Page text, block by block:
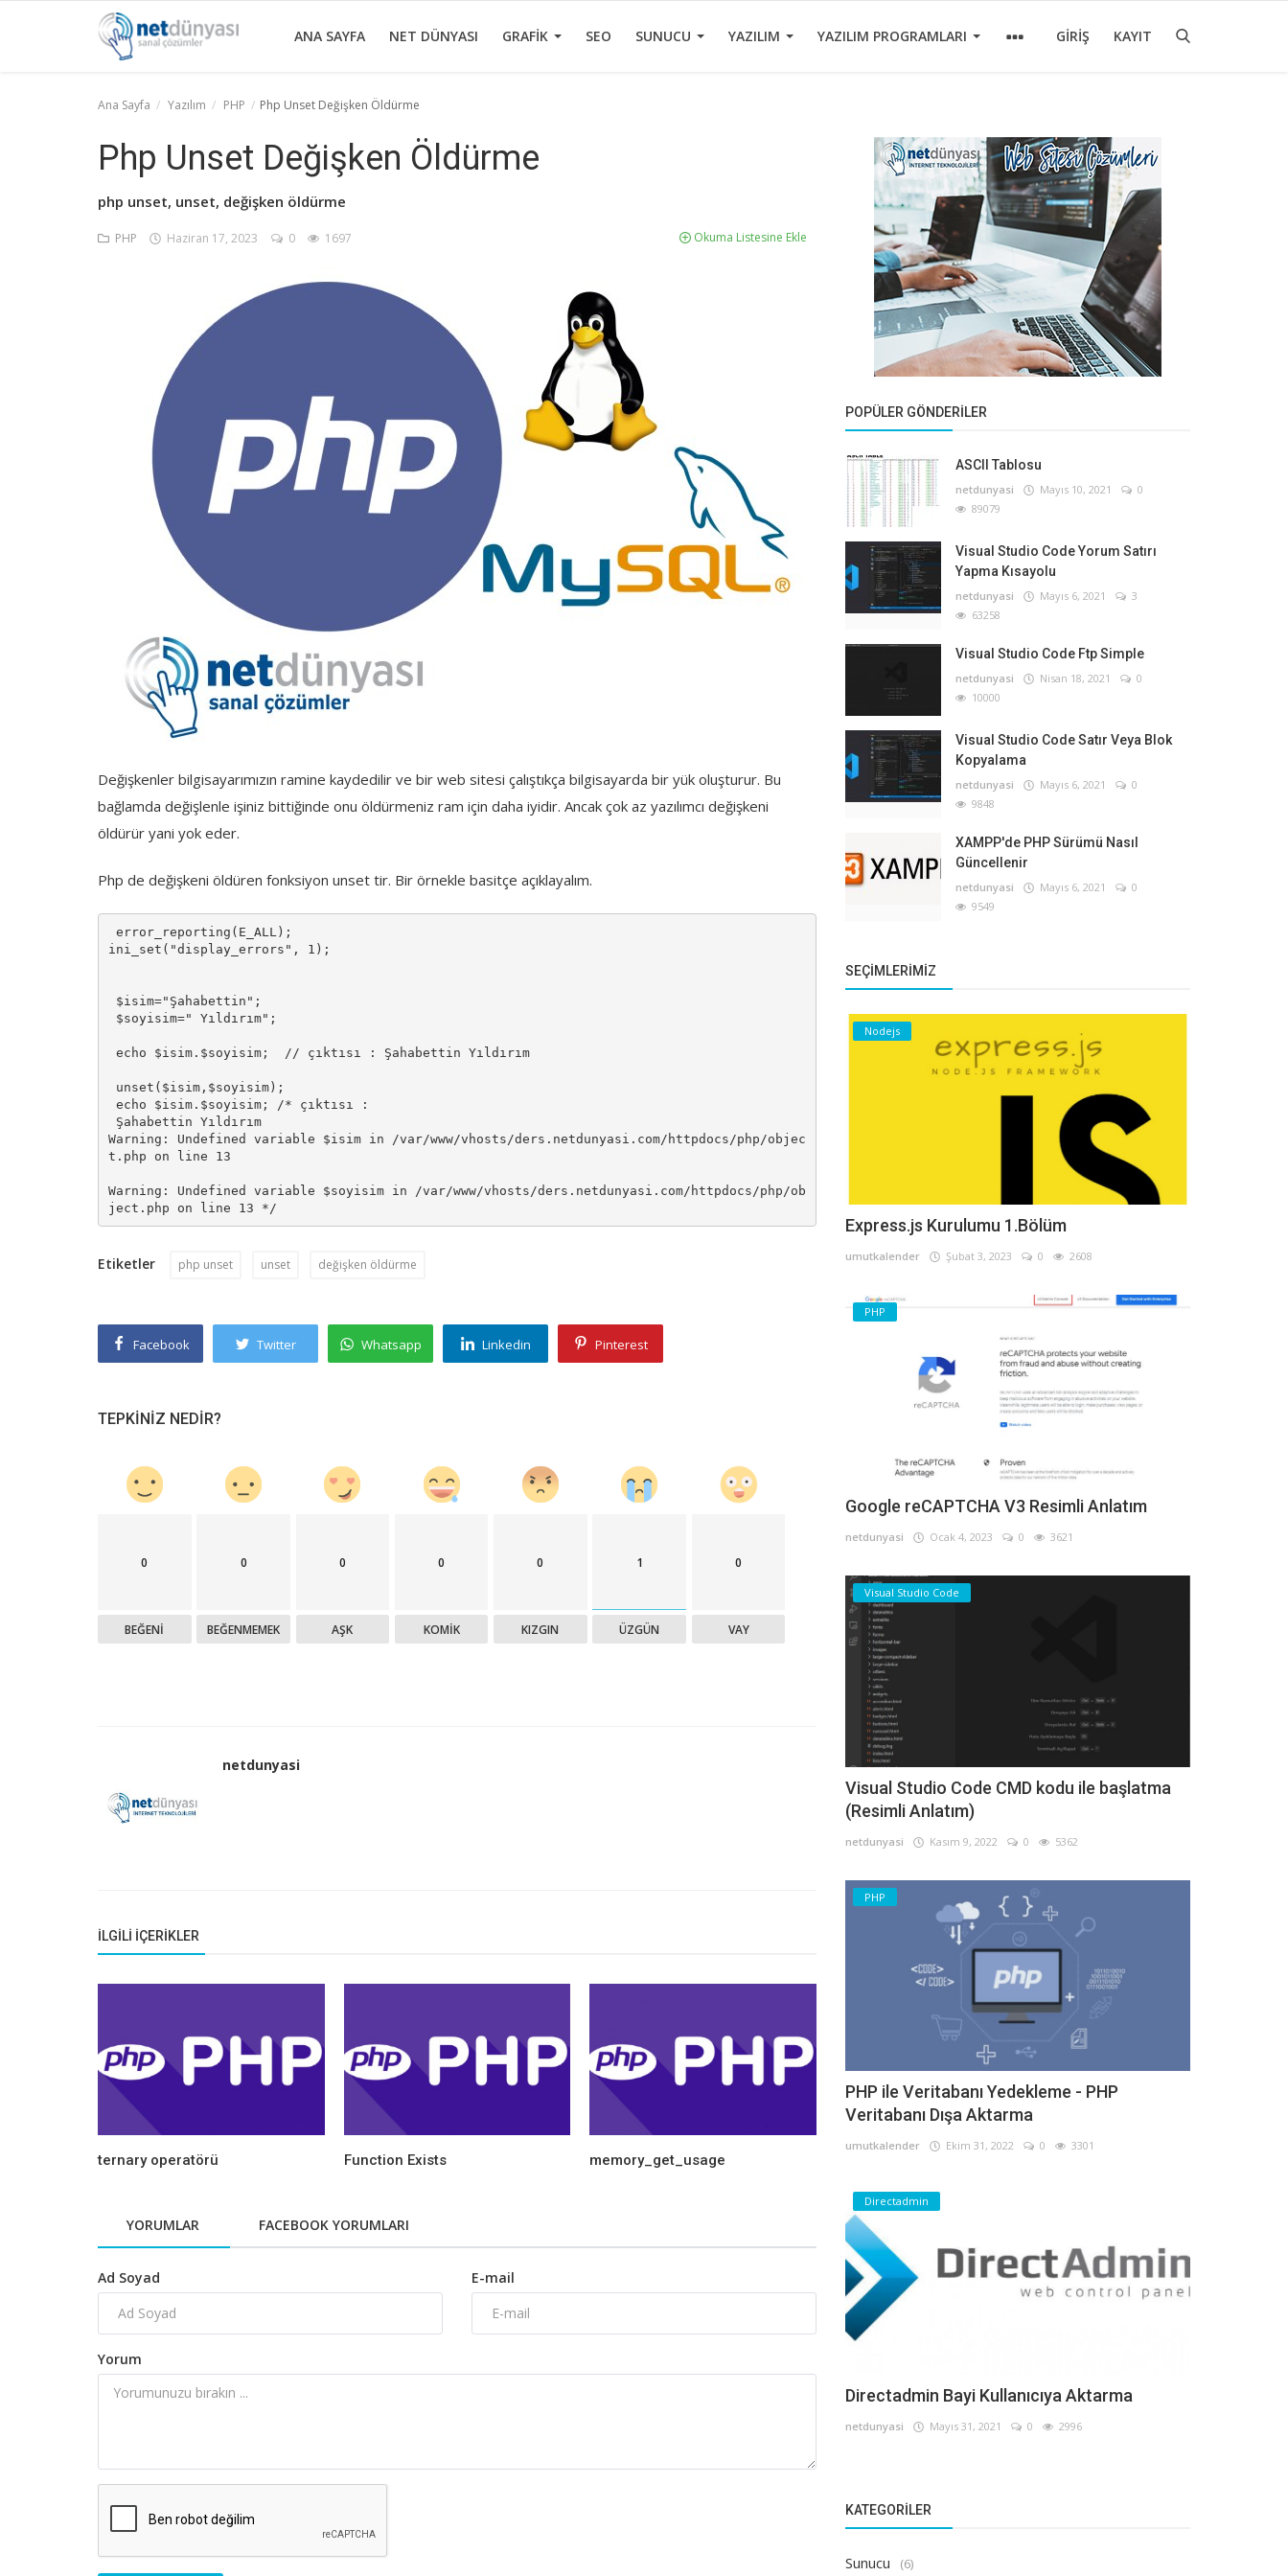
ANA SAYFA NET DÜNYASI GRAFIK SEO SUNUCU YAZILIM YAZILIM PROGRAMLARI GIRIŞ KAYIT
Ana Sayfa Yazılım PHP Php Unset Değişken Öldürme
Php Unset Değişken Öldürme
php unset, unset, değişken öldürme
PHP Haziran 17, 2023 0 1697 Okuma Listesine Ekle
Değişkenler bilgisayarımızın ramine kaydedilir ve bir web sitesi çalıştıkça bilgisayarda bir yük oluşturur. Bu
bağlamda değişlenle işiniz bittiğinde onu öldürmeniz ram için daha iyidir. Ancak çok az yazılımcı değişkeni
öldürür yani yok eder.
Php de değişkeni öldüren fonksiyon unset tir. Bir örnekle basitçe açıklayalım.
ini_set("display_errors", 1);
Warning: Undefined variable $isim in /var/www/vhosts/ders.netdunyasi.com/httpdocs/php/objec
t.php on line 13
Warning: Undefined variable $soyisim in /var/www/vhosts/ders.netdunyasi.com/httpdocs/php/ob
ject.php on line 13 */
Etiketler php unset unset değişken öldürme
Facebook Twitter Whatsapp Linkedin Pinterest
TEPKINIZ NEDIR?
0
BEĞENI
0
BEĞENMEMEK
0
AŞK
0
KOMIK
0
KIZGIN
1
ÜZGÜN
0
VAY
netdunyasi
İLGILI İÇERIKLER
ternary operatörü Function Exists memory_get_usage
YORUMLAR FACEBOOK YORUMLARI
Ad Soyad E-mail
Yorum
POPÜLER GÖNDERILER
ASCII Tablosu
netdunyasi Mayıs 10, 2021
0
89079
Visual Studio Code Yorum Satırı
Yapma Kısayolu
netdunyasi Mayıs 6, 2021
3
63258
Visual Studio Code Ftp Simple
netdunyasi Nisan 18, 2021
0
10000
Visual Studio Code Satır Veya Blok
Kopyalama
netdunyasi Mayıs 6, 2021
0
9848
XAMPP'de PHP Sürümü Nasıl
Güncellenir
netdunyasi Mayıs 6, 2021
0
9549
SEÇIMLERIMIZ
Nodejs
Express.js Kurulumu 1.Bölüm
umutkalender Şubat 3, 2023 0 2608
PHP
Google reCAPTCHA V3 Resimli Anlatım
netdunyasi Ocak 4, 2023 0 3621
Visual Studio Code
Visual Studio Code CMD kodu ile başlatma
(Resimli Anlatım)
netdunyasi Kasım 9, 2022 0 5362
PHP
PHP ile Veritabanı Yedekleme - PHP
Veritabanı Dışa Aktarma
umutkalender Ekim 31, 2022 0 3301
Directadmin
Directadmin Bayi Kullanıcıya Aktarma
netdunyasi Mayıs 31, 2021 0 2996
KATEGORILER
Sunucu (6)